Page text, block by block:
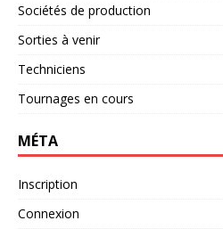
Sociétés de production
Sorties à venir
Techniciens
Tournages en cours
MÉTA
Inscription
Connexion